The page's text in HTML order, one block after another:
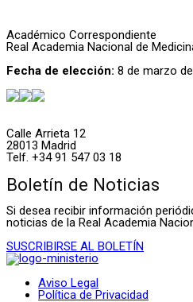
Académico Correspondiente
Real Academia Nacional de
Fecha de elección: 8 de marzo
Calle Arrieta 12
28013 Madrid
Telf. +34 91 547 03 18
Boletín de Noticias
Si desea recibir información
noticias de la Real Academia
SUSCRIBIRSE AL BOLETÍN
Aviso Legal
Política de Privacidad